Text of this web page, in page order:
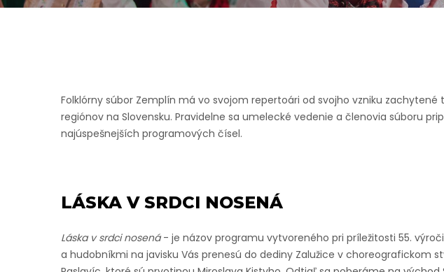
Folklórny súbor Zemplín má vo svojom repertoári od svojho vzniku
regiónov na Slovensku. Pravidelne sa umelecké vedenie a členovia súboru
najúspešnejších programových čísel.
LÁSKA V SRDCI NOSENÁ
Láska v srdci nosená- je názov programu vytvoreného pri príležitosti 55.
a hudobníkmi na javisku Vás prenesú do dediny Zalužice v choreografickom